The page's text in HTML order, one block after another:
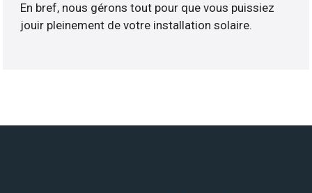
En bref, nous gérons tout pour que vous puissiez
jouir pleinement de votre installation solaire.